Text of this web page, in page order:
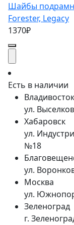
Шайбы
Forester, Legacy
1370₽
Есть в наличии
Владивосток
ул.
Хабаровск
ул.
№18
ул.
Москва
ул.
Зеленоград
г.